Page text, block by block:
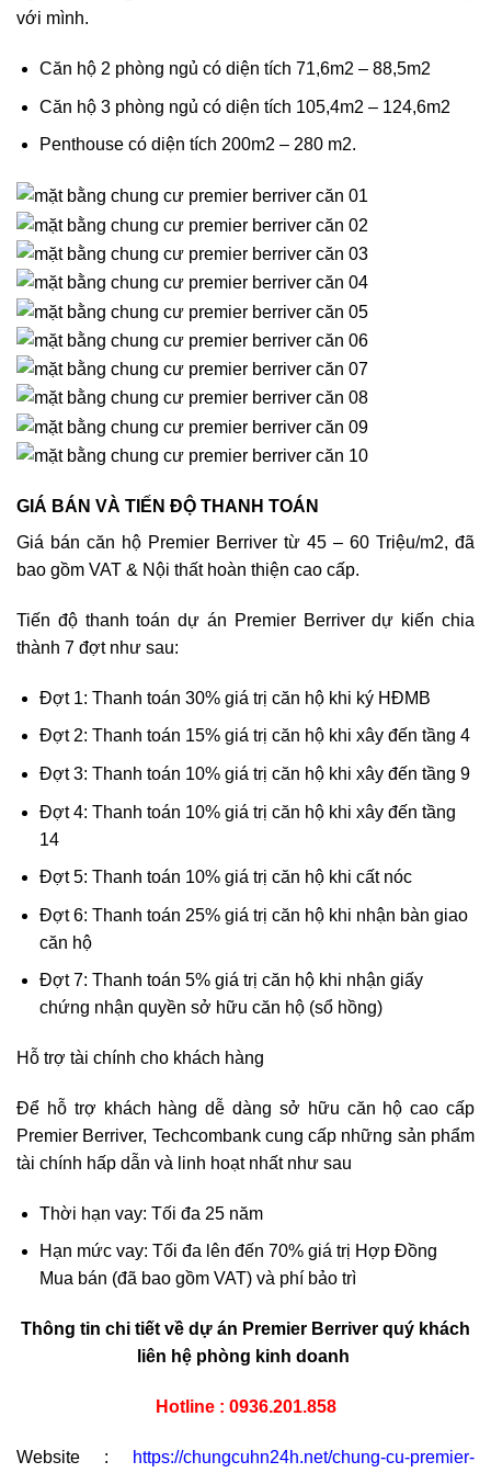
với mình.
Căn hộ 2 phòng ngủ có diện tích 71,6m2 – 88,5m2
Căn hộ 3 phòng ngủ có diện tích 105,4m2 – 124,6m2
Penthouse có diện tích 200m2 – 280 m2.
GIÁ BÁN VÀ TIẾN ĐỘ THANH TOÁN
Giá bán căn hộ Premier Berriver từ 45 – 60 Triệu/m2, đã
bao gồm VAT & Nội thất hoàn thiện cao cấp.
Tiến độ thanh toán dự án Premier Berriver dự kiến chia
thành 7 đợt như sau:
Đợt 1: Thanh toán 30% giá trị căn hộ khi ký HĐMB
Đợt 2: Thanh toán 15% giá trị căn hộ khi xây đến tầng 4
Đợt 3: Thanh toán 10% giá trị căn hộ khi xây đến tầng 9
Đợt 4: Thanh toán 10% giá trị căn hộ khi xây đến tầng
14
Đợt 5: Thanh toán 10% giá trị căn hộ khi cất nóc
Đợt 6: Thanh toán 25% giá trị căn hộ khi nhận bàn giao
căn hộ
Đợt 7: Thanh toán 5% giá trị căn hộ khi nhận giấy
chứng nhận quyền sở hữu căn hộ (sổ hồng)
Hỗ trợ tài chính cho khách hàng
Để hỗ trợ khách hàng dễ dàng sở hữu căn hộ cao cấp
Premier Berriver, Techcombank cung cấp những sản phẩm
tài chính hấp dẫn và linh hoạt nhất như sau
Thời hạn vay: Tối đa 25 năm
Hạn mức vay: Tối đa lên đến 70% giá trị Hợp Đồng
Mua bán (đã bao gồm VAT) và phí bảo trì
Thông tin chi tiết về dự án Premier Berriver quý khách
liên hệ phòng kinh doanh
Hotline : 0936.201.858
Website :
https://chungcuhn24h.net/chung-cu-premier-